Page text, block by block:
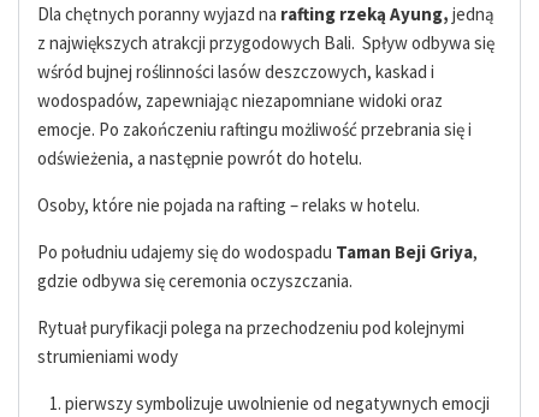
Dla chętnych poranny wyjazd na rafting rzeką Ayung, jedną
z największych atrakcji przygodowych Bali. Spływ odbywa się
wśród bujnej roślinności lasów deszczowych, kaskad i
wodospadów, zapewniając niezapomniane widoki oraz
emocje. Po zakończeniu raftingu możliwość przebrania się i
odświeżenia, a następnie powrót do hotelu.
Osoby, które nie pojada na rafting – relaks w hotelu.
Po południu udajemy się do wodospadu Taman Beji Griya,
gdzie odbywa się ceremonia oczyszczania.
Rytuał puryfikacji polega na przechodzeniu pod kolejnymi
strumieniami wody
pierwszy symbolizuje uwolnienie od negatywnych emocji